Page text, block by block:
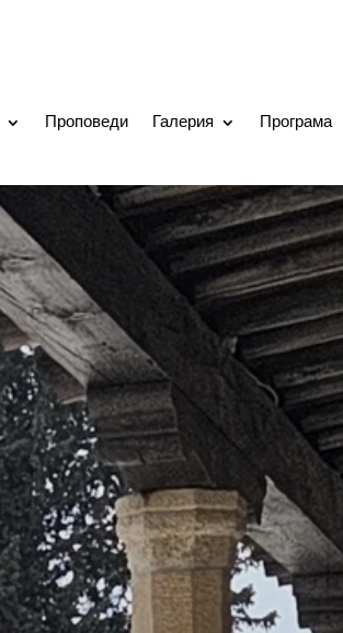
Проповеди Галерия Програма